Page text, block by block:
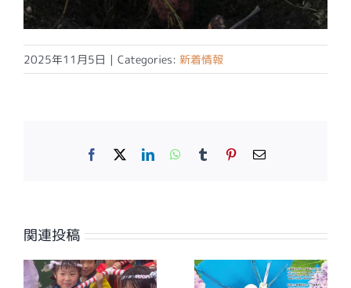
2025年11月5日 | Categories: 新着情報
Facebook LinkedInWhatsApp
Tumblr Pinterest
電
関連投稿